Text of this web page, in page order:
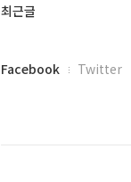
최
최근글
페
Facebook Twitter